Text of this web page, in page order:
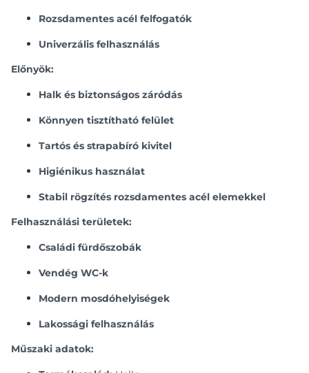
Rozsdamentes acél felfogatók
Univerzális felhasználás
Előnyök:
Halk és biztonságos záródás
Könnyen tisztítható felület
Tartós és strapabíró kivitel
Higiénikus használat
Stabil rögzítés rozsdamentes acél elemekkel
Felhasználási területek:
Családi fürdőszobák
Vendég WC-k
Modern mosdóhelyiségek
Lakossági felhasználás
Műszaki adatok: